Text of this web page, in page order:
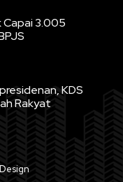
Capai 3.005
KDS
Rakyat